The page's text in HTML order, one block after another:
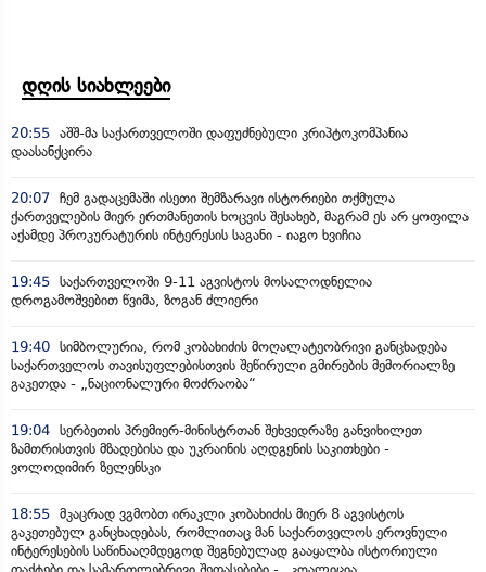
დღის სიახლეები
20:55 აშშ-მა საქართველოში დაფუძნებული კრიპტოკომპანია
დაასანქცირა
20:07 ჩემ გადაცემაში ისეთი შემზარავი ისტორიები თქმულა
ქართველების მიერ ერთმანეთის ხოცვის შესახებ, მაგრამ ეს არ ყოფილა
აქამდე პროკურატურის ინტერესის საგანი - იაგო ხვიჩია
19:45 საქართველოში 9-11 აგვისტოს მოსალოდნელია
დროგამოშვებით წვიმა, ზოგან ძლიერი
19:40 სიმბოლურია, რომ კობახიძის მოღალატეობრივი განცხადება
საქართველოს თავისუფლებისთვის შეწირული გმირების მემორიალზე
გაკეთდა - „ნაციონალური მოძრაობა“
19:04 სერბეთის პრემიერ-მინისტრთან შეხვედრაზე განვიხილეთ
ზამთრისთვის მზადებისა და უკრაინის აღდგენის საკითხები -
ვოლოდიმირ ზელენსკი
18:55 მკაცრად ვგმობთ ირაკლი კობახიძის მიერ 8 აგვისტოს
გაკეთებულ განცხადებას, რომლითაც მან საქართველოს ეროვნული
ინტერესების საწინააღმდეგოდ შეგნებულად გააყალბა ისტორიული